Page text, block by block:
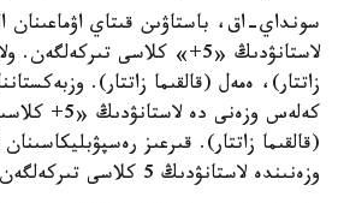
لاستانۋدىڭ «5+» كلاسى
زاتتار)، ەمەل (قالقىما زاتتار).
كەلەس وزەنى دە
(قالقىما زاتتار). قىرعىز
وزەنىندە لاستانۋدىڭ 5 كلاسى تىركەلگەن (قالقىما زاتتار).